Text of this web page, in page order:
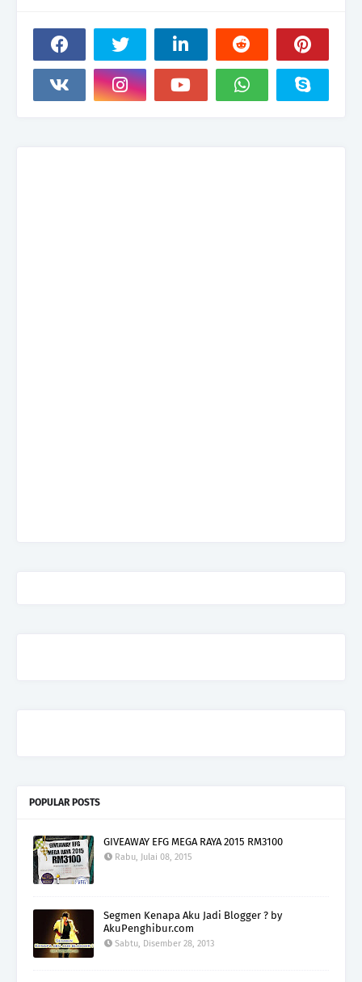
POPULAR POSTS
GIVEAWAY EFG MEGA RAYA 2015 RM3100
Rabu, Julai 08, 2015
Segmen Kenapa Aku Jadi Blogger ? by
AkuPenghibur.com
Sabtu, Disember 28, 2013